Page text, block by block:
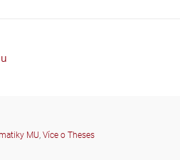
MU, Více o Theses